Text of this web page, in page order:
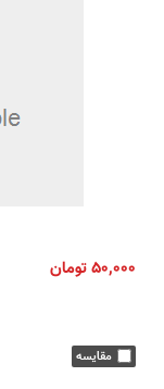
۵۰,۰۰۰تومان